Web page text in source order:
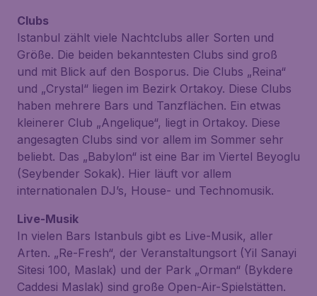
Clubs
Istanbul zählt viele Nachtclubs aller Sorten und
Größe. Die beiden bekanntesten Clubs sind groß
und mit Blick auf den Bosporus. Die Clubs „Reina“
und „Crystal“ liegen im Bezirk Ortakoy. Diese Clubs
haben mehrere Bars und Tanzflächen. Ein etwas
kleinerer Club „Angelique“, liegt in Ortakoy. Diese
angesagten Clubs sind vor allem im Sommer sehr
beliebt. Das „Babylon“ ist eine Bar im Viertel Beyoglu
(Seybender Sokak). Hier läuft vor allem
internationalen DJ’s, House- und Technomusik.
Live-Musik
In vielen Bars Istanbuls gibt es Live-Musik, aller
Arten. „Re-Fresh“, der Veranstaltungsort (Yil Sanayi
Sitesi 100, Maslak) und der Park „Orman“ (Bykdere
Caddesi Maslak) sind große Open-Air-Spielstätten.